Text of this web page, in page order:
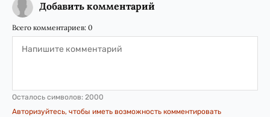
Добавить комментарий
Всего комментариев: 0
Осталось символов: 2000
Авторизуйтесь, чтобы иметь возможность комментировать